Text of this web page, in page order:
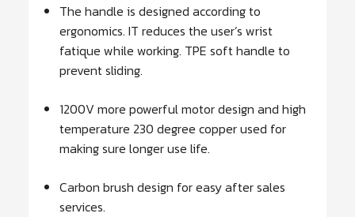
The handle is designed according to
ergonomics. IT reduces the user’s wrist
fatique while working. TPE soft handle to
prevent sliding.
1200V more powerful motor design and high
temperature 230 degree copper used for
making sure longer use life.
Carbon brush design for easy after sales
services.